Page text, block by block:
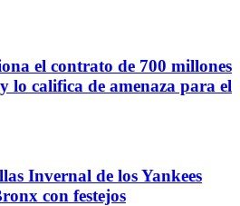
el contrato de 700 millones
lo califica de amenaza para el
Invernal de los Yankees
con festejos